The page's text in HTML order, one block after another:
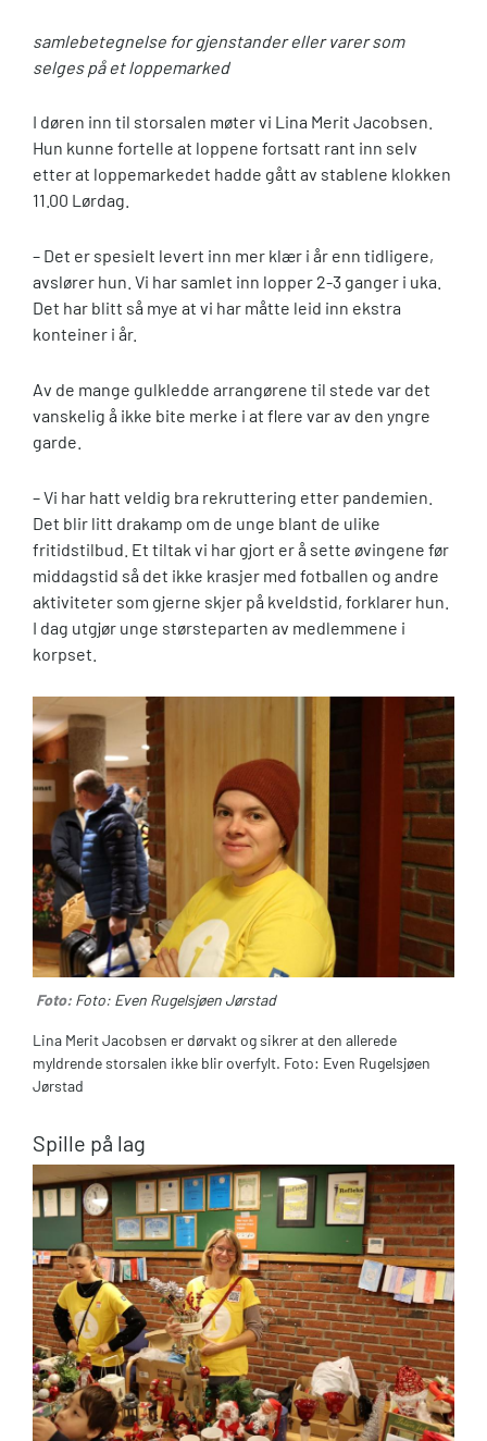
samlebetegnelse for gjenstander eller varer som
selges på et loppemarked
I døren inn til storsalen møter vi Lina Merit Jacobsen.
Hun kunne fortelle at loppene fortsatt rant inn selv
etter at loppemarkedet hadde gått av stablene klokken
11.00 Lørdag.
– Det er spesielt levert inn mer klær i år enn tidligere,
avslører hun. Vi har samlet inn lopper 2-3 ganger i uka.
Det har blitt så mye at vi har måtte leid inn ekstra
konteiner i år.
Av de mange gulkledde arrangørene til stede var det
vanskelig å ikke bite merke i at flere var av den yngre
garde.
– Vi har hatt veldig bra rekruttering etter pandemien.
Det blir litt drakamp om de unge blant de ulike
fritidstilbud. Et tiltak vi har gjort er å sette øvingene før
middagstid så det ikke krasjer med fotballen og andre
aktiviteter som gjerne skjer på kveldstid, forklarer hun.
I dag utgjør unge størsteparten av medlemmene i
korpset.
Foto: Foto: Even Rugelsjøen Jørstad
Lina Merit Jacobsen er dørvakt og sikrer at den allerede
myldrende storsalen ikke blir overfylt. Foto: Even Rugelsjøen
Jørstad
Spille på lag